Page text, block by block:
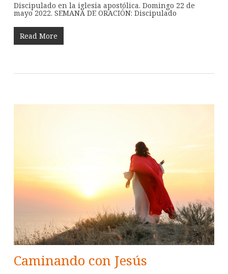
Discipulado en la iglesia apostólica. Domingo 22 de
mayo 2022. SEMANA DE ORACIÓN: Discipulado
Read More
Caminando con Jesús